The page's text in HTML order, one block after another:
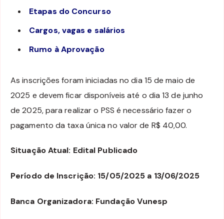
Etapas do Concurso
Cargos, vagas e salários
Rumo à Aprovação
As inscrições foram iniciadas no dia 15 de maio de
2025 e devem ficar disponíveis até o dia 13 de junho
de 2025, para realizar o PSS é necessário fazer o
pagamento da taxa única no valor de R$ 40,00.
Situação Atual: Edital Publicado
Período de Inscrição: 15/05/2025 a 13/06/2025
Banca Organizadora: Fundação Vunesp